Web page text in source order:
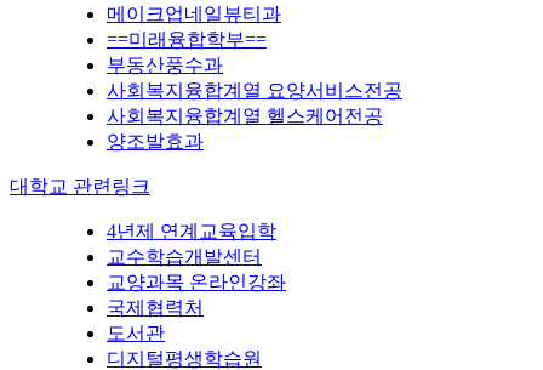
메이크업네일뷰티과
==미래융합학부==
부동산풍수과
사회복지융합계열 요양서비스전공
사회복지융합계열 헬스케어전공
양조발효과
대학교 관련링크
4년제 연계교육입학
교수학습개발센터
교양과목 온라인강좌
국제협력처
도서관
디지털평생학습원